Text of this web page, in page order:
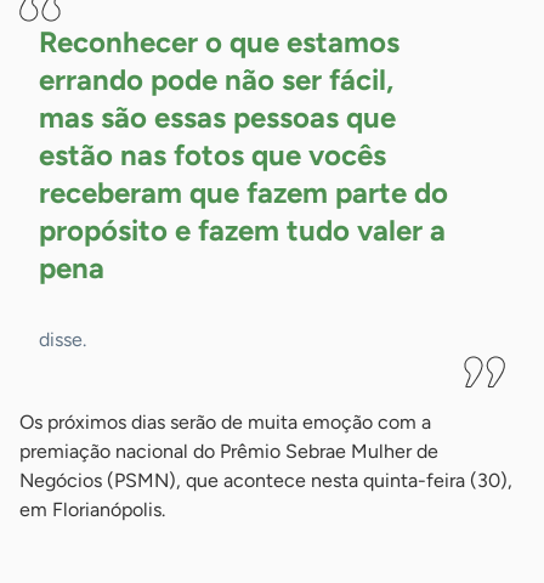
Reconhecer o que estamos
errando pode não ser fácil,
mas são essas pessoas que
estão nas fotos que vocês
receberam que fazem parte do
propósito e fazem tudo valer a
pena
disse.
Os próximos dias serão de muita emoção com a
premiação nacional do Prêmio Sebrae Mulher de
Negócios (PSMN), que acontece nesta quinta-feira (30),
em Florianópolis.